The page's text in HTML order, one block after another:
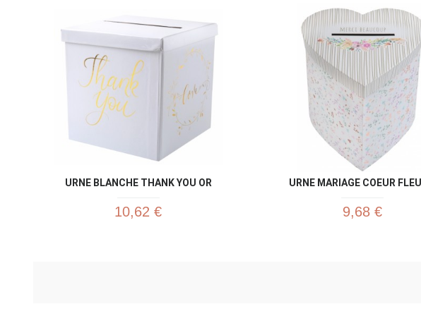
URNE BLANCHE THANK YOU OR
10,62 €
Aperçu
URNE MARIAGE COEUR
9,68 €